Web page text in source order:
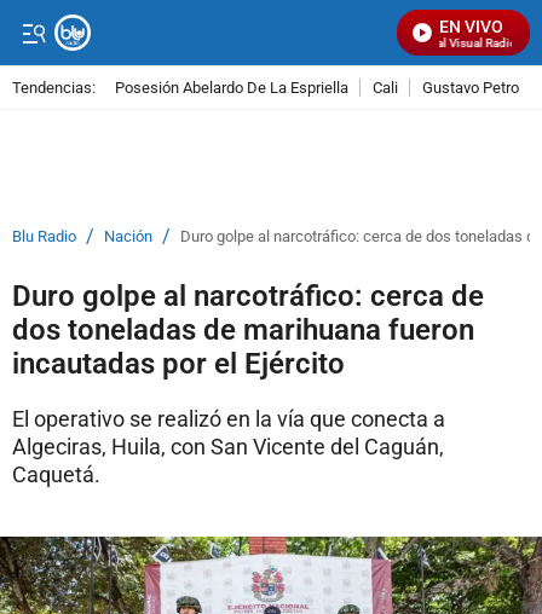
EN VIVO
Señal Visual Radio
Tendencias: Posesión Abelardo De La Espriella Cali Gustavo Petro
Blu Radio / Nación / Duro golpe al narcotráfico: cerca de dos toneladas
Duro golpe al narcotráfico: cerca de
dos toneladas de marihuana fueron
incautadas por el Ejército
El operativo se realizó en la vía que conecta a
Algeciras, Huila, con San Vicente del Caguán,
Caquetá.